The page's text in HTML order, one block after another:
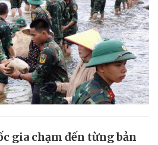
gia chạm đến từng bản